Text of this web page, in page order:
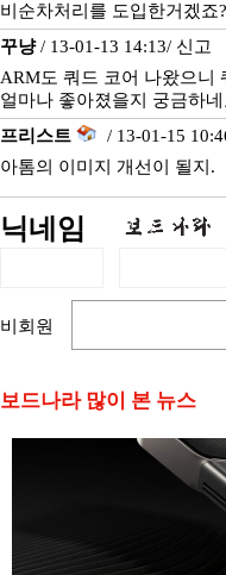
비순차처리를 도입한거겠죠?
꾸냥/ 13-01-13 14:13/ 신고
ARM도 쿼드 코어 나왔으니
얼마나 좋아졌을지 궁금하네
프리스트
/ 13-01-15
아톰의 이미지 개선이 될지.
닉네임
비회원
보드나라 많이 본 뉴스